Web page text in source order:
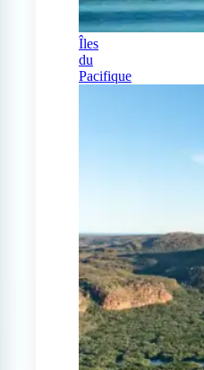
Îles
du
Pacifique